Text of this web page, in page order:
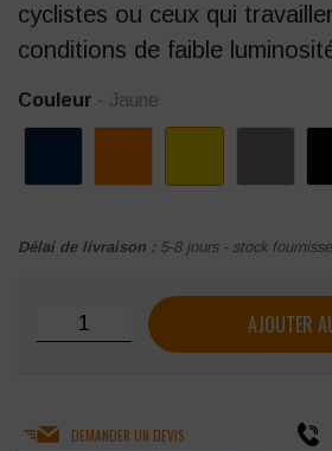
cyclistes ou ceux qui
conditions de faible
Couleur - Jaune
Délai de livraison : 5-8 jours - stock
quantité de Bonnet double LED
AJOUTER
DEMANDER UN DEVIS